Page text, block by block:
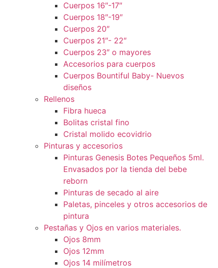
Cuerpos 16″-17″
Cuerpos 18″-19″
Cuerpos 20″
Cuerpos 21″- 22″
Cuerpos 23″ o mayores
Accesorios para cuerpos
Cuerpos Bountiful Baby- Nuevos
diseños
Rellenos
Fibra hueca
Bolitas cristal fino
Cristal molido ecovidrio
Pinturas y accesorios
Pinturas Genesis Botes Pequeños 5ml.
Envasados por la tienda del bebe
reborn
Pinturas de secado al aire
Paletas, pinceles y otros accesorios de
pintura
Pestañas y Ojos en varios materiales.
Ojos 8mm
Ojos 12mm
Ojos 14 milímetros